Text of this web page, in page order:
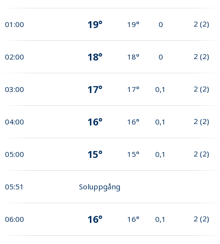
01:00 19° 19° 0 2 (2)
02:00 18° 18° 0 2 (2)
03:00 17° 17° 0,1 2 (2)
04:00 16° 16° 0,1 2 (2)
05:00 15° 15° 0,1 2 (2)
05:51 Soluppgång
06:00 16° 16° 0,1 2 (2)